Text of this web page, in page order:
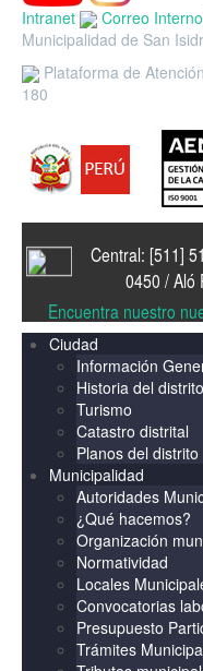
Intranet Correo Interno
Municipalidad de San
Plataforma de
180
Central: [511]
0450 / Aló
Encuentra nuestro
Ciudad
Información
Historia del distrito
Turismo
Catastro distrital
Planos del distrito
Municipalidad
Autoridades
¿Qué hacemos?
Organización
Normatividad
Locales
Convocatorias
Presupuesto
Trámites